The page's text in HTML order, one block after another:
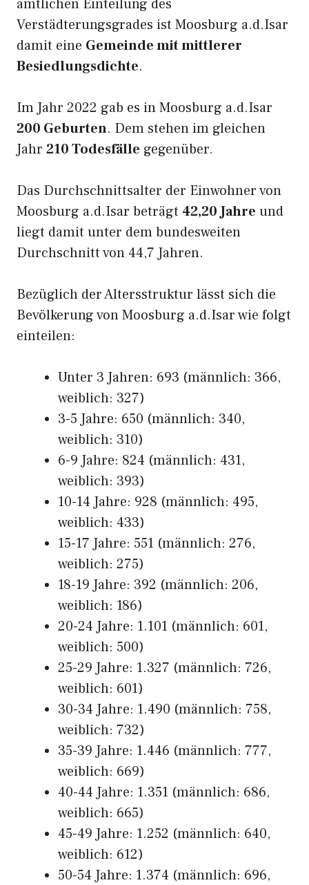
amtlichen Einteilung des
Verstädterungsgrades ist Moosburg a.d.Isar
damit eine Gemeinde mit mittlerer
Besiedlungsdichte.
Im Jahr 2022 gab es in Moosburg a.d.Isar
200 Geburten. Dem stehen im gleichen
Jahr 210 Todesfälle gegenüber.
Das Durchschnittsalter der Einwohner von
Moosburg a.d.Isar beträgt 42,20 Jahre und
liegt damit unter dem bundesweiten
Durchschnitt von 44,7 Jahren.
Bezüglich der Altersstruktur lässt sich die
Bevölkerung von Moosburg a.d.Isar wie folgt
einteilen:
Unter 3 Jahren: 693 (männlich: 366,
weiblich: 327)
3-5 Jahre: 650 (männlich: 340,
weiblich: 310)
6-9 Jahre: 824 (männlich: 431,
weiblich: 393)
10-14 Jahre: 928 (männlich: 495,
weiblich: 433)
15-17 Jahre: 551 (männlich: 276,
weiblich: 275)
18-19 Jahre: 392 (männlich: 206,
weiblich: 186)
20-24 Jahre: 1.101 (männlich: 601,
weiblich: 500)
25-29 Jahre: 1.327 (männlich: 726,
weiblich: 601)
30-34 Jahre: 1.490 (männlich: 758,
weiblich: 732)
35-39 Jahre: 1.446 (männlich: 777,
weiblich: 669)
40-44 Jahre: 1.351 (männlich: 686,
weiblich: 665)
45-49 Jahre: 1.252 (männlich: 640,
weiblich: 612)
50-54 Jahre: 1.374 (männlich: 696,